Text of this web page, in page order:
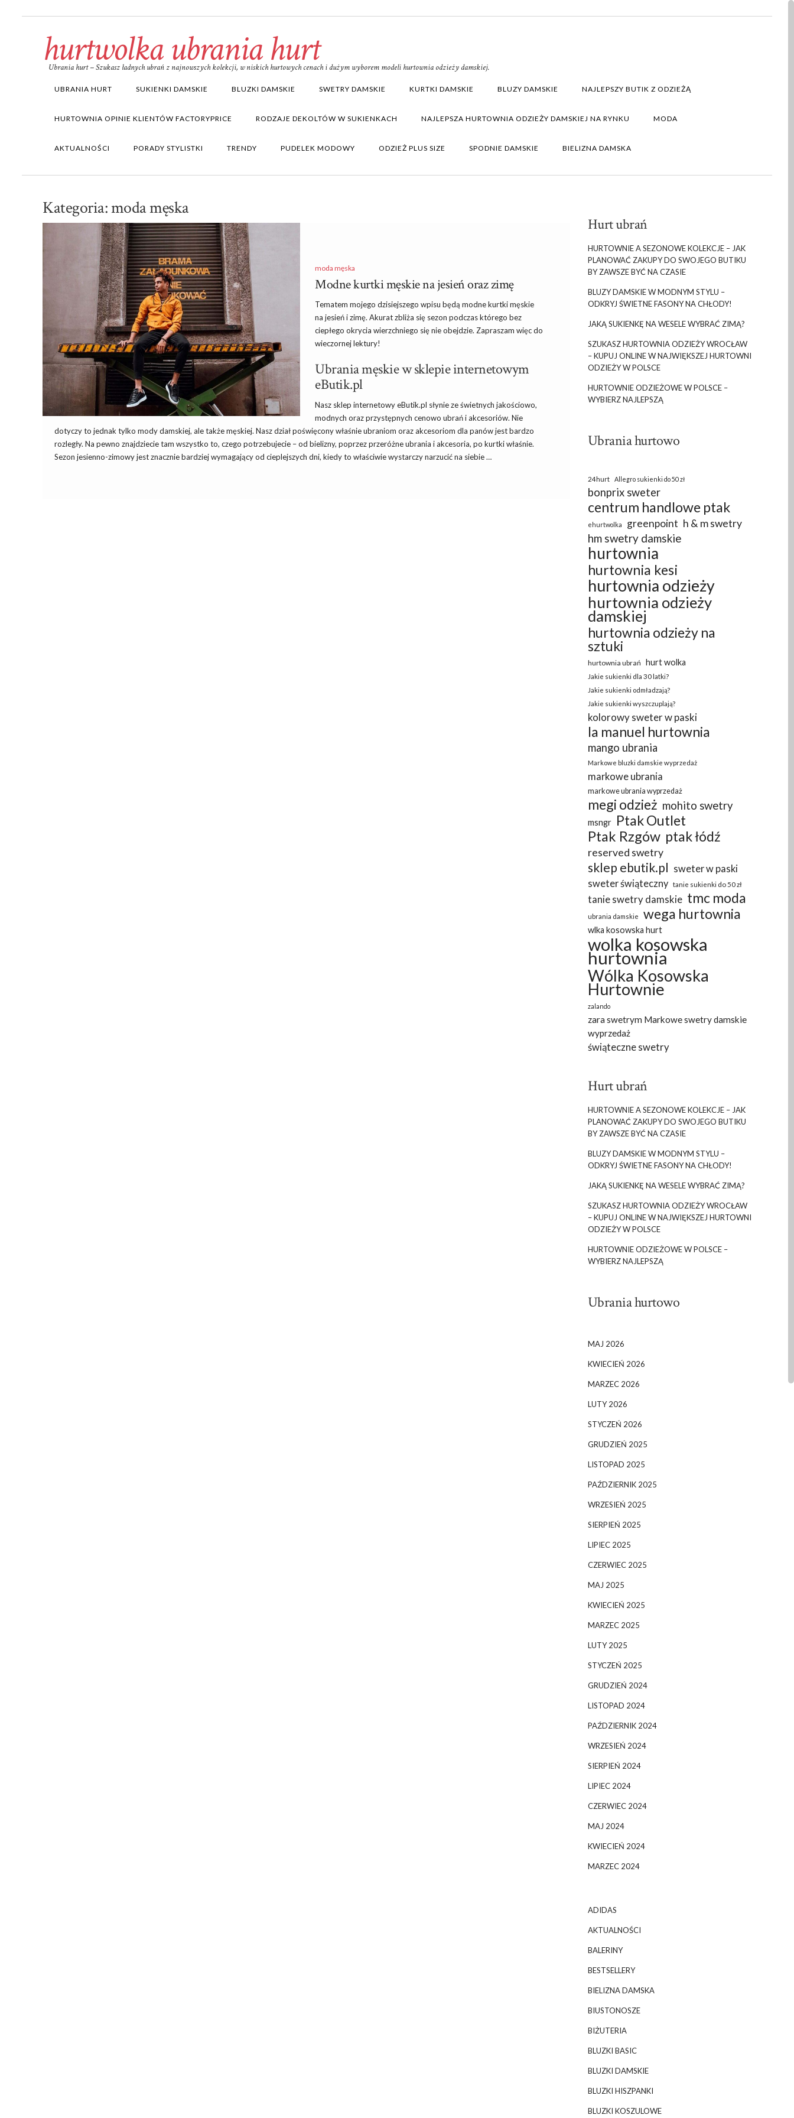
hurtwolka ubrania hurt
Ubrania hurt – Szukasz ładnych ubrań z najnowszych kolekcji, w niskich hurtowych cenach i dużym wyborem modeli hurtownia odzieży damskiej.
UBRANIA HURT SUKIENKI DAMSKIE BLUZKI DAMSKIE SWETRY DAMSKIE KURTKI DAMSKIE BLUZY DAMSKIE NAJLEPSZY BUTIK Z ODZIEŻĄ
HURTOWNIA OPINIE KLIENTÓW FACTORYPRICE RODZAJE DEKOLTÓW W SUKIENKACH NAJLEPSZA HURTOWNIA ODZIEŻY DAMSKIEJ NA RYNKU MODA
AKTUALNOŚCI PORADY STYLISTKI TRENDY PUDELEK MODOWY ODZIEŻ PLUS SIZE SPODNIE DAMSKIE BIELIZNA DAMSKA
Kategoria:moda męska
moda męska
Modne kurtki męskie na jesień oraz zimę
Tematem mojego dzisiejszego wpisu będą modne kurtki męskie
na jesień i zimę. Akurat zbliża się sezon podczas którego bez
ciepłego okrycia wierzchniego się nie obejdzie. Zapraszam więc do
wieczornej lektury!
Ubrania męskie w sklepie internetowym
eButik.pl
Nasz sklep internetowy eButik.pl słynie ze świetnych jakościowo,
modnych oraz przystępnych cenowo ubrań i akcesoriów. Nie
dotyczy to jednak tylko mody damskiej, ale także męskiej. Nasz dział poświęcony właśnie ubraniom oraz akcesoriom dla panów jest bardzo
rozległy. Na pewno znajdziecie tam wszystko to, czego potrzebujecie – od bielizny, poprzez przeróżne ubrania i akcesoria, po kurtki właśnie.
Sezon jesienno-zimowy jest znacznie bardziej wymagający od cieplejszych dni, kiedy to właściwie wystarczy narzucić na siebie …
Hurt ubrań
HURTOWNIE A SEZONOWE KOLEKCJE – JAK
PLANOWAĆ ZAKUPY DO SWOJEGO BUTIKU
BY ZAWSZE BYĆ NA CZASIE
BLUZY DAMSKIE W MODNYM STYLU –
ODKRYJ ŚWIETNE FASONY NA CHŁODY!
JAKĄ SUKIENKĘ NA WESELE WYBRAĆ ZIMĄ?
SZUKASZ HURTOWNIA ODZIEŻY WROCŁAW
– KUPUJ ONLINE W NAJWIĘKSZEJ HURTOWNI
ODZIEŻY W POLSCE
HURTOWNIE ODZIEŻOWE W POLSCE –
WYBIERZ NAJLEPSZĄ
Ubrania hurtowo
24hurt Allegro sukienki do 50 zł
bonprix sweter
centrum handlowe ptak
ehurtwolka greenpoint h & m swetry
hm swetry damskie
hurtownia
hurtownia kesi
hurtownia odzieży
hurtownia odzieży
damskiej
hurtownia odzieży na
sztuki
hurtownia ubrań hurt wolka
Jakie sukienki dla 30 latki?
Jakie sukienki odmładzają?
Jakie sukienki wyszczuplają?
kolorowy sweter w paski
la manuel hurtownia
mango ubrania
Markowe bluzki damskie wyprzedaż
markowe ubrania
markowe ubrania wyprzedaż
megi odzież mohito swetry
msngr Ptak Outlet
Ptak Rzgów ptak łódź
reserved swetry
sklep ebutik.pl sweter w paski
sweter świąteczny
tanie sukienki do 50 zł
tanie swetry damskie tmc moda
ubrania damskie wega hurtownia
wlka kosowska hurt
wolka kosowska
hurtownia
Wólka Kosowska
Hurtownie
zalando
zara swetrym Markowe swetry damskie
wyprzedaż
świąteczne swetry
Hurt ubrań
HURTOWNIE A SEZONOWE KOLEKCJE – JAK
PLANOWAĆ ZAKUPY DO SWOJEGO BUTIKU
BY ZAWSZE BYĆ NA CZASIE
BLUZY DAMSKIE W MODNYM STYLU –
ODKRYJ ŚWIETNE FASONY NA CHŁODY!
JAKĄ SUKIENKĘ NA WESELE WYBRAĆ ZIMĄ?
SZUKASZ HURTOWNIA ODZIEŻY WROCŁAW
– KUPUJ ONLINE W NAJWIĘKSZEJ HURTOWNI
ODZIEŻY W POLSCE
HURTOWNIE ODZIEŻOWE W POLSCE –
WYBIERZ NAJLEPSZĄ
Ubrania hurtowo
MAJ 2026
KWIECIEŃ 2026
MARZEC 2026
LUTY 2026
STYCZEŃ 2026
GRUDZIEŃ 2025
LISTOPAD 2025
PAŹDZIERNIK 2025
WRZESIEŃ 2025
SIERPIEŃ 2025
LIPIEC 2025
CZERWIEC 2025
MAJ 2025
KWIECIEŃ 2025
MARZEC 2025
LUTY 2025
STYCZEŃ 2025
GRUDZIEŃ 2024
LISTOPAD 2024
PAŹDZIERNIK 2024
WRZESIEŃ 2024
SIERPIEŃ 2024
LIPIEC 2024
CZERWIEC 2024
MAJ 2024
KWIECIEŃ 2024
MARZEC 2024
ADIDAS
AKTUALNOŚCI
BALERINY
BESTSELLERY
BIELIZNA DAMSKA
BIUSTONOSZE
BIŻUTERIA
BLUZKI BASIC
BLUZKI DAMSKIE
BLUZKI HISZPANKI
BLUZKI KOSZULOWE